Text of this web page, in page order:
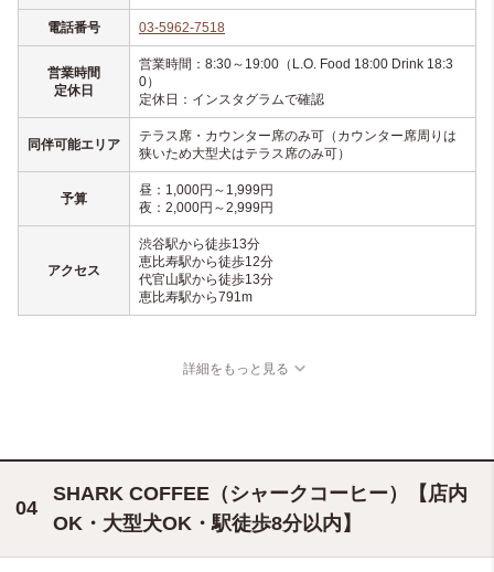
電話番号 03-5962-7518
営業時間
定休日
営業時間：8:30～19:00（L.O. Food 18:00 Drink 18:3
0）
定休日：インスタグラムで確認
同伴可能エリア
テラス席・カウンター席のみ可（カウンター席周りは
狭いため大型犬はテラス席のみ可）
予算
昼：1,000円～1,999円
夜：2,000円～2,999円
アクセス
渋谷駅から徒歩13分
恵比寿駅から徒歩12分
代官山駅から徒歩13分
恵比寿駅から791m
詳細をもっと見る
SHARK COFFEE（シャークコーヒー）【店内
OK・大型犬OK・駅徒歩8分以内】